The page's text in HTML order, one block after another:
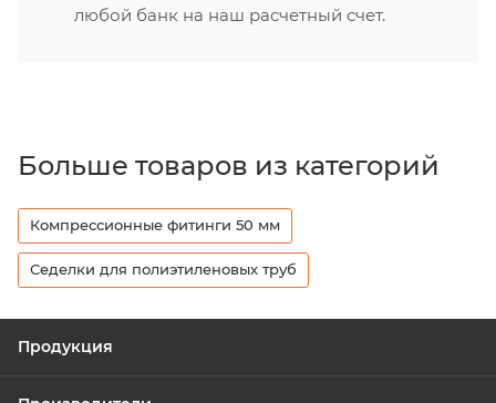
любой банк на наш расчетный счет.
Больше товаров из категорий
Компрессионные фитинги 50 мм
Седелки для полиэтиленовых труб
Продукция